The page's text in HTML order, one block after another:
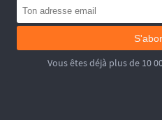
Vous êtes déjà plus de 10